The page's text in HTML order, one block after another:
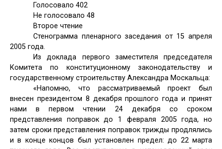
Голосовало 402
Не голосовало 48
Второе чтение
Стенограмма пленарного заседания от 15 апреля
2005 года.
Из доклада первого заместителя председателя
Комитета по конституционному законодательству и
государственному строительству Александра Москальца:
«Напомню, что рассматриваемый проект был
внесен президентом 8 декабря прошлого года и принят
нами в первом чтении 24 декабря со сроком
представления поправок до 1 февраля 2005 года, но
затем сроки представления поправок трижды продлялись
и в конце концов был установлен предел: до 22 марта